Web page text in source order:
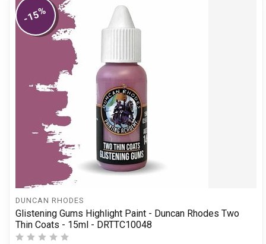
-15%
DUNCAN RHODES
Glistening Gums Highlight Paint - Duncan Rhodes Two
Thin Coats - 15ml - DRTTC10048